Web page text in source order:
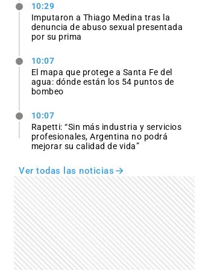
10:29
Imputaron a Thiago Medina tras la
denuncia de abuso sexual presentada
por su prima
10:07
El mapa que protege a Santa Fe del
agua: dónde están los 54 puntos de
bombeo
10:07
Rapetti: “Sin más industria y servicios
profesionales, Argentina no podrá
mejorar su calidad de vida”
Ver todas las noticias